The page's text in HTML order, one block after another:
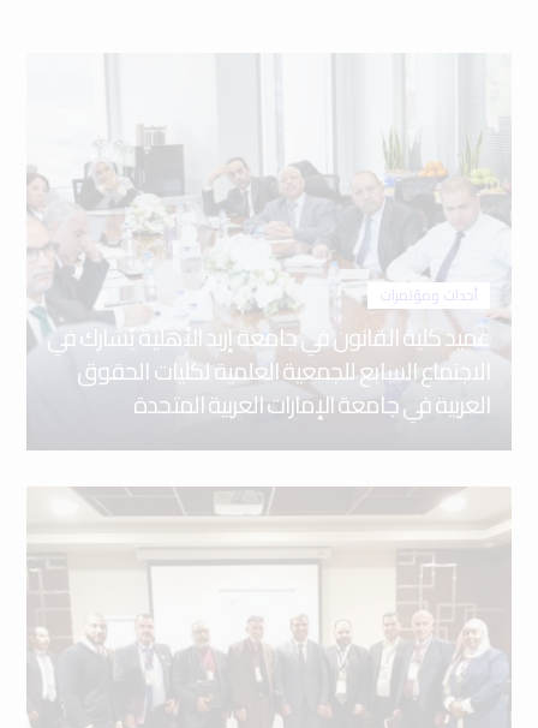
أحداث ومؤتمرات
عميد كلية القانون في جامعة إربد الأهلية يُشارك في
الاجتماع السابع للجمعية العلمية لكليات الحقوق
العربية في جامعة الإمارات العربية المتحدة